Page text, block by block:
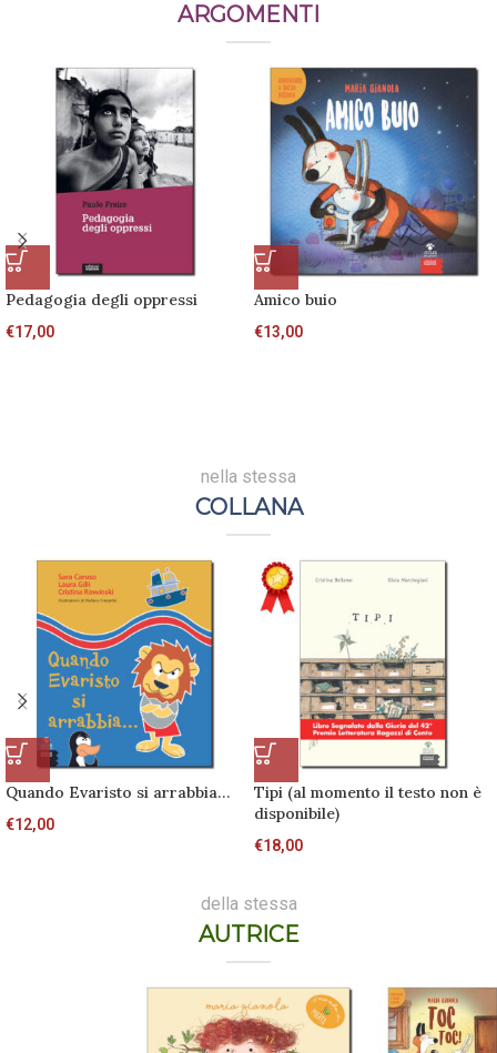
ARGOMENTI
Pedagogia degli oppressi
€17,00
Amico buio
€13,00
nella stessa
COLLANA
Quando Evaristo si arrabbia…
€12,00
Tipi (al momento il testo non è
disponibile)
€18,00
della stessa
AUTRICE